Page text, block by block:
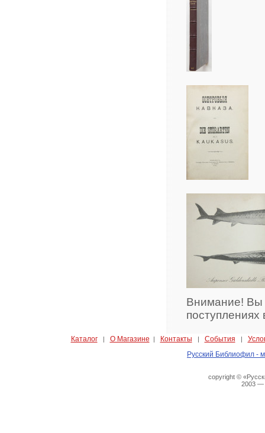
Внимание! Вы
Каталог| О Магазине | Контакты | События |
Русский Библиофил -
copyright ©
2003 —